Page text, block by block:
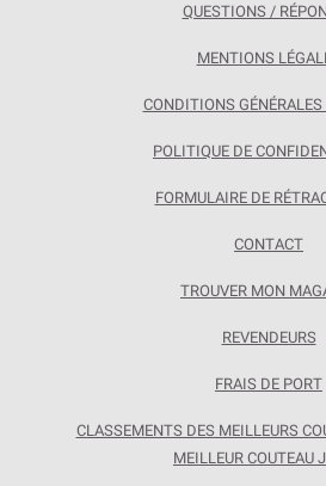
QUESTIONS /
MENTIONS
CONDITIONS GÉNÉRALES
POLITIQUE DE
FORMULAIRE DE
CONTACT
TROUVER MON
REVENDEURS
FRAIS DE PORT
CLASSEMENTS DES MEILLEURS
MEILLEUR COUTEAU